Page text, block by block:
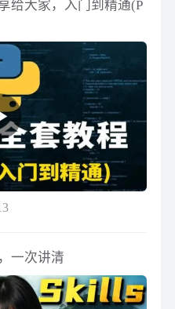
给大家，入门到精通(P
一次讲清